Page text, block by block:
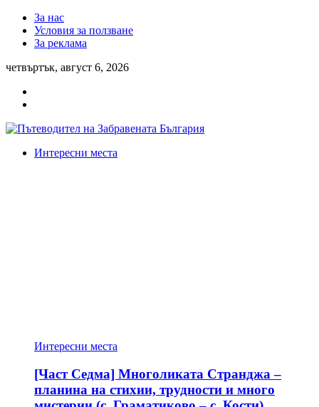
За нас
Условия за ползване
За реклама
четвъртък, август 6, 2026
Интересни места
Интересни места
[Част Седма] Многоликата Странджа –
планина на стихии, трудности и много